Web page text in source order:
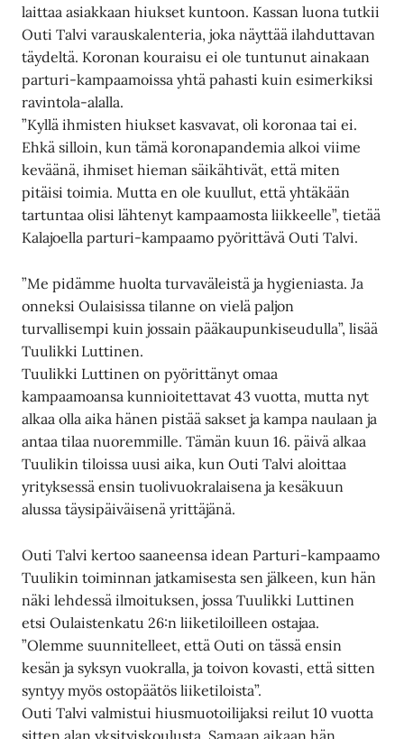
laittaa asiakkaan hiukset kuntoon. Kassan luona tutkii
Outi Talvi varauskalenteria, joka näyttää ilahduttavan
täydeltä. Koronan kouraisu ei ole tuntunut ainakaan
parturi-kampaamoissa yhtä pahasti kuin esimerkiksi
ravintola-alalla.
”Kyllä ihmisten hiukset kasvavat, oli koronaa tai ei.
Ehkä silloin, kun tämä koronapandemia alkoi viime
keväänä, ihmiset hieman säikähtivät, että miten
pitäisi toimia. Mutta en ole kuullut, että yhtäkään
tartuntaa olisi lähtenyt kampaamosta liikkeelle”, tietää
Kalajoella parturi-kampaamo pyörittävä Outi Talvi.
”Me pidämme huolta turvaväleistä ja hygieniasta. Ja
onneksi Oulaisissa tilanne on vielä paljon
turvallisempi kuin jossain pääkaupunkiseudulla”, lisää
Tuulikki Luttinen.
Tuulikki Luttinen on pyörittänyt omaa
kampaamoansa kunnioitettavat 43 vuotta, mutta nyt
alkaa olla aika hänen pistää sakset ja kampa naulaan ja
antaa tilaa nuoremmille. Tämän kuun 16. päivä alkaa
Tuulikin tiloissa uusi aika, kun Outi Talvi aloittaa
yrityksessä ensin tuolivuokralaisena ja kesäkuun
alussa täysipäiväisenä yrittäjänä.
Outi Talvi kertoo saaneensa idean Parturi-kampaamo
Tuulikin toiminnan jatkamisesta sen jälkeen, kun hän
näki lehdessä ilmoituksen, jossa Tuulikki Luttinen
etsi Oulaistenkatu 26:n liiketiloilleen ostajaa.
”Olemme suunnitelleet, että Outi on tässä ensin
kesän ja syksyn vuokralla, ja toivon kovasti, että sitten
syntyy myös ostopäätös liiketiloista”.
Outi Talvi valmistui hiusmuotoilijaksi reilut 10 vuotta
sitten alan yksityiskoulusta. Samaan aikaan hän